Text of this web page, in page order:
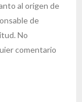
al origen de
de
No
comentario